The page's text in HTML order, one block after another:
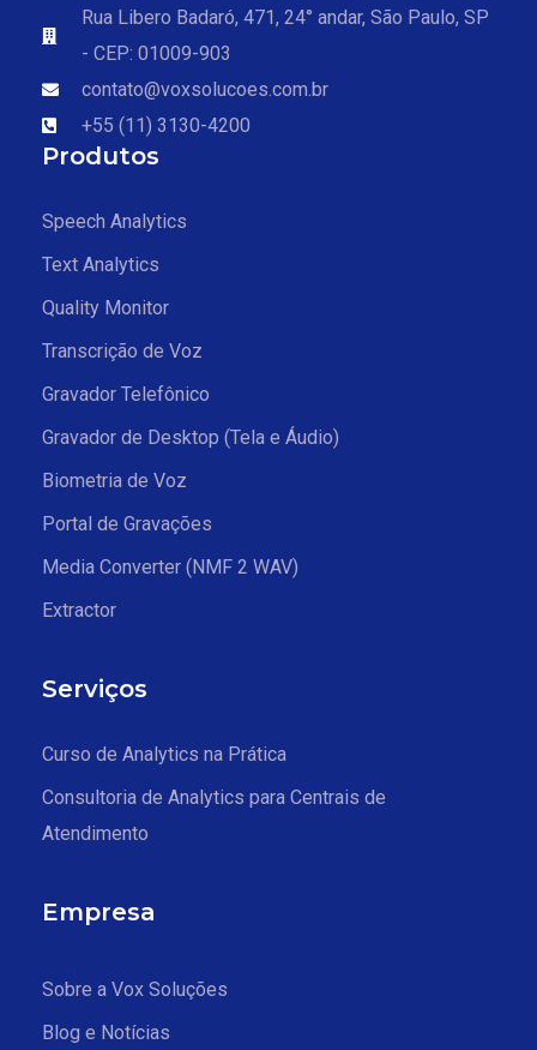
Rua Libero Badaró, 471, 24° andar, São Paulo, SP
- CEP: 01009-903
contato@voxsolucoes.com.br
+55 (11) 3130-4200
Produtos
Speech Analytics
Text Analytics
Quality Monitor
Transcrição de Voz
Gravador Telefônico
Gravador de Desktop (Tela e Áudio)
Biometria de Voz
Portal de Gravações
Media Converter (NMF 2 WAV)
Extractor
Serviços
Curso de Analytics na Prática
Consultoria de Analytics para Centrais de
Atendimento
Empresa
Sobre a Vox Soluções
Blog e Notícias